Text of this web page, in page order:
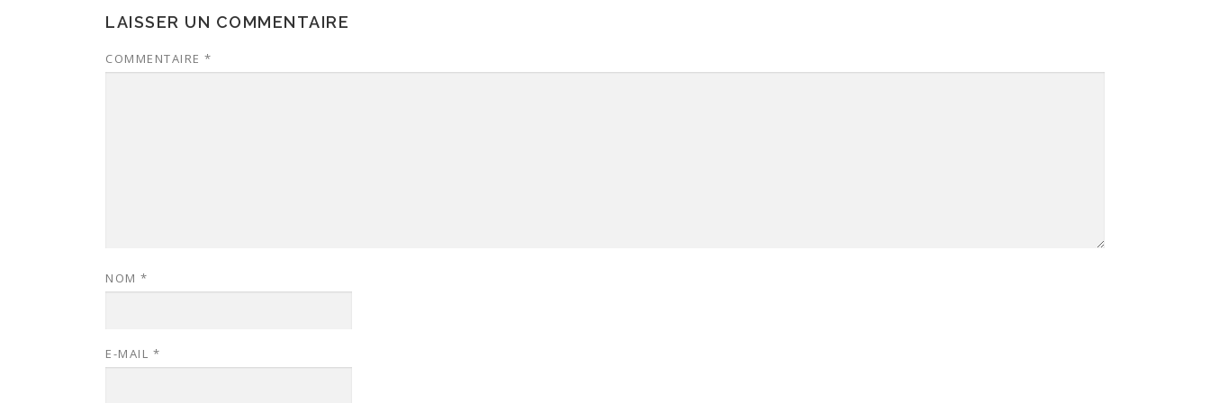
LAISSER UN COMMENTAIRE
COMMENTAIRE *
NOM *
E-MAIL *